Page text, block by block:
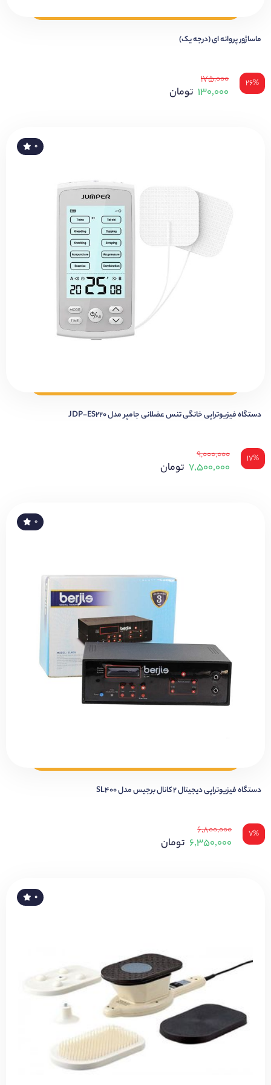
ماساژور پروانه ای (درجه یک)
۲۶% ۱۷۵,۰۰۰
۱۳۰,۰۰۰ تومان
۰
دستگاه فیزیوتراپی خانگی تنس عضلانی جامپر مدل JDP-ES220
۱۷% ۹,۰۰۰,۰۰۰
۷,۵۰۰,۰۰۰ تومان
۰
دستگاه فیزیوتراپی دیجیتال 2 کانال برجیس مدل SL400
۷% ۶,۸۰۰,۰۰۰
۶,۳۵۰,۰۰۰ تومان
۰